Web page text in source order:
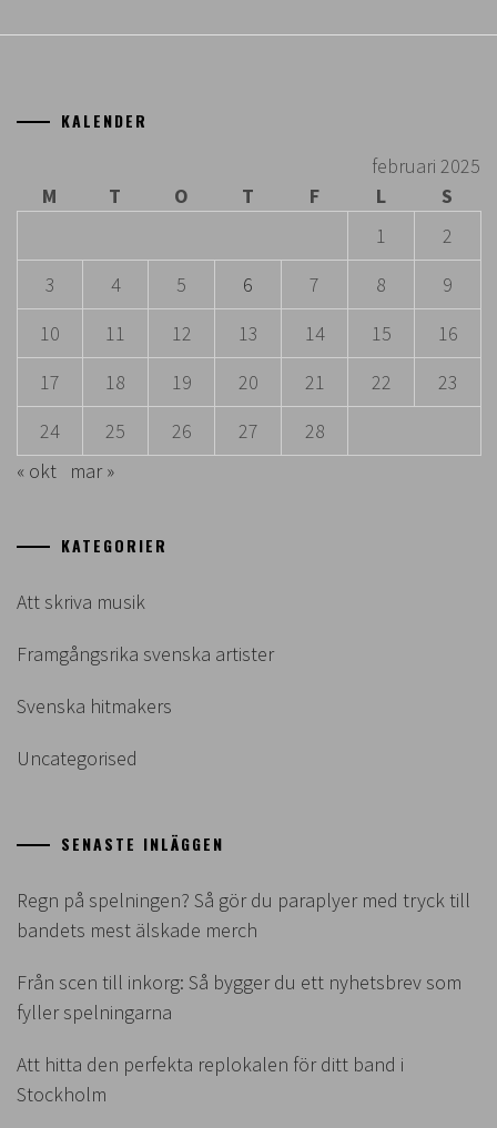
KALENDER
februari 2025
M
T O T F L
S
1
2
3
4 5 6 7 8
9
10
11 12 13 14 15
16
17
18 19 20 21 22
23
24
25 26 27
28
« okt
mar »
KATEGORIER
Att skriva musik
Framgångsrika svenska artister
Svenska hitmakers
Uncategorised
SENASTE INLÄGGEN
Regn på spelningen? Så gör du paraplyer med tryck till
bandets mest älskade merch
Från scen till inkorg: Så bygger du ett nyhetsbrev som
fyller spelningarna
Att hitta den perfekta replokalen för ditt band i
Stockholm